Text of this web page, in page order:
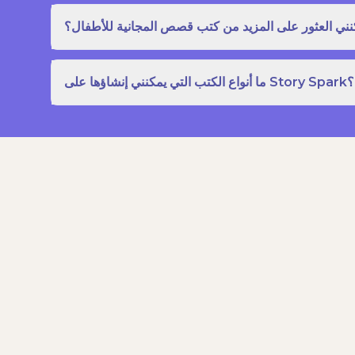
العثور على المزيد من كتب قصص المجانية للأطفال؟
ما أنواع الكتب التي يمكنني إنشاؤها على Story Spark؟